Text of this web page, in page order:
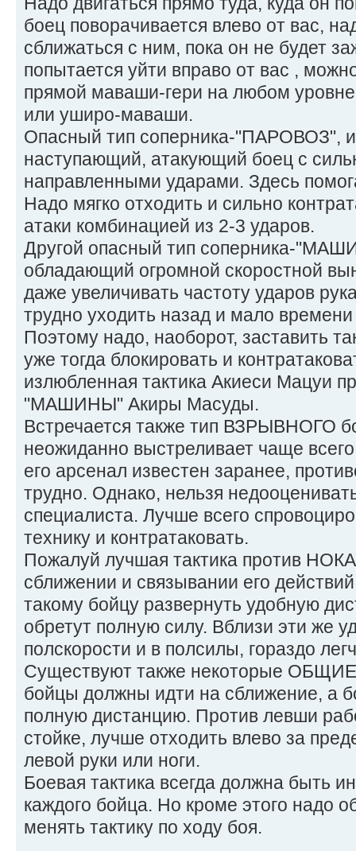
боец поворачивается влево от вас,
сближаться с ним, пока он не будет
попытается уйти вправо от вас ,
прямой маваши-гери на любом
или уширо-маваши.
Опасный тип соперника-"ПАРОВОЗ",
наступающий, атакующий боец с
направленными ударами. Здесь
Надо мягко отходить и сильно
атаки комбинацией из 2-3 ударов.
Другой опасный тип соперника-
обладающий огромной скоростной
даже увеличивать частоту ударов
трудно уходить назад и мало
Поэтому надо, наоборот, заставить
уже тогда блокировать и
излюбленная тактика Акиеси Мацуи
"МАШИНЫ" Акиры Масуды.
Встречается также тип ВЗРЫВНОГО
неожиданно выстреливает чаще
его арсенал известен заранее,
трудно. Однако, нельзя
специалиста. Лучше всего
технику и контратаковать.
Пожалуй лучшая тактика против
сближении и связывании его
такому бойцу развернуть удобную
обретут полную силу. Вблизи эти же
полскорости и в полсилы, гораздо
Существуют также некоторые
бойцы должны идти на сближение, а
полную дистанцию. Против левши
стойке, лучше отходить влево за
левой руки или ноги.
Боевая тактика всегда должна быть
каждого бойца. Но кроме этого надо
менять тактику по ходу боя.